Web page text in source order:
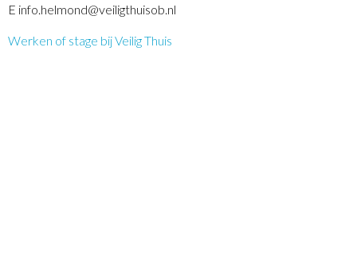
E info.helmond@veiligthuisob.nl
Werken of stage bij Veilig Thuis